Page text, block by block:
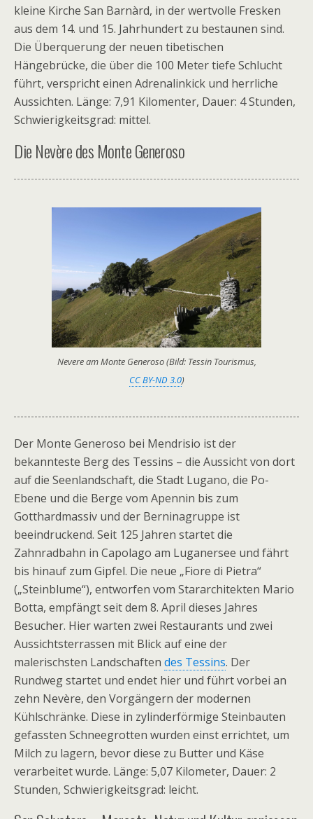
kleine Kirche San Barnàrd, in der wertvolle Fresken
aus dem 14. und 15. Jahrhundert zu bestaunen sind.
Die Überquerung der neuen tibetischen
Hängebrücke, die über die 100 Meter tiefe Schlucht
führt, verspricht einen Adrenalinkick und herrliche
Aussichten. Länge: 7,91 Kilomenter, Dauer: 4 Stunden,
Schwierigkeitsgrad: mittel.
Die Nevère des Monte Generoso
Nevere am Monte Generoso (Bild: Tessin Tourismus,
CC BY-ND 3.0)
Der Monte Generoso bei Mendrisio ist der
bekannteste Berg des Tessins – die Aussicht von dort
auf die Seenlandschaft, die Stadt Lugano, die Po-
Ebene und die Berge vom Apennin bis zum
Gotthardmassiv und der Berninagruppe ist
beeindruckend. Seit 125 Jahren startet die
Zahnradbahn in Capolago am Luganersee und fährt
bis hinauf zum Gipfel. Die neue „Fiore di Pietra“
(„Steinblume“), entworfen vom Stararchitekten Mario
Botta, empfängt seit dem 8. April dieses Jahres
Besucher. Hier warten zwei Restaurants und zwei
Aussichtsterrassen mit Blick auf eine der
malerischsten Landschaften des Tessins. Der
Rundweg startet und endet hier und führt vorbei an
zehn Nevère, den Vorgängern der modernen
Kühlschränke. Diese in zylinderförmige Steinbauten
gefassten Schneegrotten wurden einst errichtet, um
Milch zu lagern, bevor diese zu Butter und Käse
verarbeitet wurde. Länge: 5,07 Kilometer, Dauer: 2
Stunden, Schwierigkeitsgrad: leicht.